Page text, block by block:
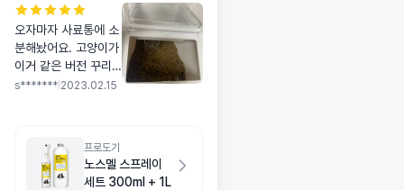
오자마자 사료통에 소
분해놨어요. 고양이가
이거 같은 버전 꾸리
한걸 좋아하는데. 다
덜 하고 고양이도 잘
먹어서 둘 다 좋아요!
s******* 2023.02.15
프로도기
노스멜 스프레이
세트 300ml + 1L